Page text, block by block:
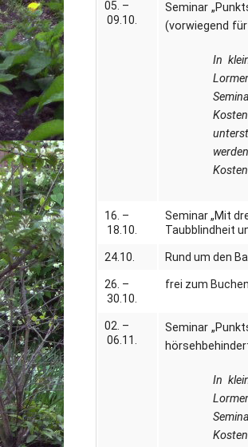
05. –
09.10.
Seminar
(vorwiegend
In
16. –
18.10.
Seminar „Mit
Taubblindheit
24.10. Rund um den
26. –
30.10.
frei zum Buchen
02. –
06.11.
Seminar
In